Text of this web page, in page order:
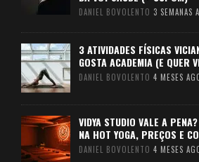
DANIEL BOVOLENTO 3 SEMANAS
3 ATIVIDADES FÍSICAS
GOSTA ACADEMIA (E QUER
DANIEL BOVOLENTO 4 MESES
VIDYA STUDIO VALE A
NA HOT YOGA, PREÇOS E
DANIEL BOVOLENTO 4 MESES